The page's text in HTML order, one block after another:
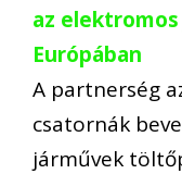
az
Európában
A partnerség
csatornák
járművek